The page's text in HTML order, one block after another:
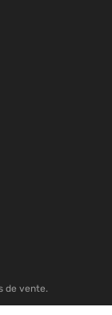
de vente.